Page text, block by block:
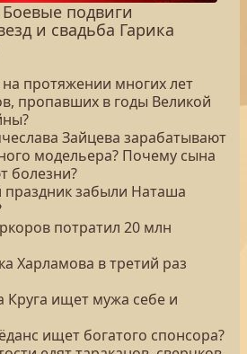
подвиги
и свадьба Гарика
протяжении многих лет
пропавших в годы Великой
Зайцева зарабатывают
модельера? Почему сына
болезни?
забыли Наташа
потратил 20 млн
Харламова в третий раз
Круга ищет мужа себе и
ищет богатого спонсора?